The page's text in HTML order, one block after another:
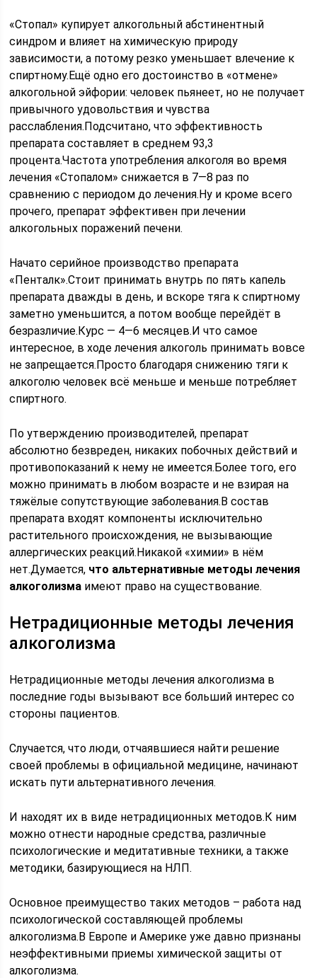
«Стопал» купирует алкогольный абстинентный
синдром и влияет на химическую природу
зависимости, а потому резко уменьшает влечение к
спиртному.Ещё одно его достоинство в «отмене»
алкогольной эйфории: человек пьянеет, но не получает
привычного удовольствия и чувства
расслабления.Подсчитано, что эффективность
препарата составляет в среднем 93,3
процента.Частота употребления алкоголя во время
лечения «Стопалом» снижается в 7—8 раз по
сравнению с периодом до лечения.Ну и кроме всего
прочего, препарат эффективен при лечении
алкогольных поражений печени.
Начато серийное производство препарата
«Пенталк».Стоит принимать внутрь по пять капель
препарата дважды в день, и вскоре тяга к спиртному
заметно уменьшится, а потом вообще перейдёт в
безразличие.Курс — 4—6 месяцев.И что самое
интересное, в ходе лечения алкоголь принимать вовсе
не запрещается.Просто благодаря снижению тяги к
алкоголю человек всё меньше и меньше потребляет
спиртного.
По утверждению производителей, препарат
абсолютно безвреден, никаких побочных действий и
противопоказаний к нему не имеется.Более того, его
можно принимать в любом возрасте и не взирая на
тяжёлые сопутствующие заболевания.В состав
препарата входят компоненты исключительно
растительного происхождения, не вызывающие
аллергических реакций.Никакой «химии» в нём
нет.Думается, что альтернативные методы лечения
алкоголизма имеют право на существование.
Нетрадиционные методы лечения
алкоголизма
Нетрадиционные методы лечения алкоголизма в
последние годы вызывают все больший интерес со
стороны пациентов.
Случается, что люди, отчаявшиеся найти решение
своей проблемы в официальной медицине, начинают
искать пути альтернативного лечения.
И находят их в виде нетрадиционных методов.К ним
можно отнести народные средства, различные
психологические и медитативные техники, а также
методики, базирующиеся на НЛП.
Основное преимущество таких методов – работа над
психологической составляющей проблемы
алкоголизма.В Европе и Америке уже давно признаны
неэффективными приемы химической защиты от
алкоголизма.